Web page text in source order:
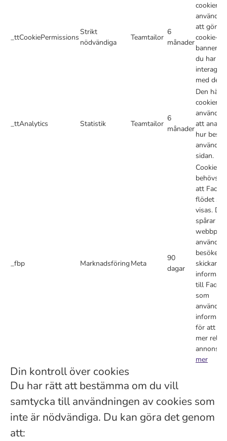
_ttCookiePermissions
Strikt
nödvändiga
Teamtailor
6
månader
cookien
används
att
cookie-
bannern
du har
med den.
_ttAnalytics Statistik Teamtailor
6
månader
Den här
cookien
används
att
hur
använder
sidan.
_fbp MarknadsföringMeta
90
dagar
Cookien
behövs
att
flödet ska
visas. Den
spårar
besöker
skickar
till
som
använder
för att
mer
mer
Din kontroll över cookies
Du har rätt att bestämma om du vill
samtycka till användningen av cookies som
inte är nödvändiga. Du kan göra det genom
att: